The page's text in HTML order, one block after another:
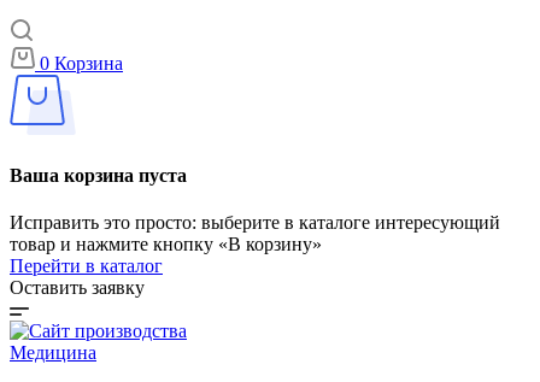
0 Корзина
Ваша корзина пуста
Исправить это просто: выберите в каталоге интересующий
товар и нажмите кнопку «В корзину»
Перейти в каталог
Оставить заявку
Медицина